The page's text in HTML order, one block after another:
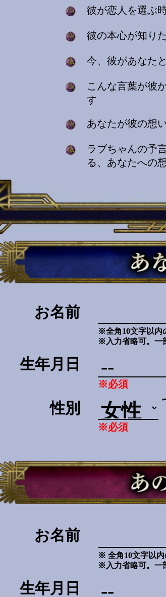
彼が恋人を選ぶ
彼の本心が知り
今、彼があなた
こんな言葉が彼
す
あなたが彼の想
ラブちゃんの予
る、あなたへの
お名前
※全角10文字以内
※入力省略可。一
生年月日
※必須
性別
※必須
お名前
※ 全角10文字以内
※入力省略可。一
生年月日